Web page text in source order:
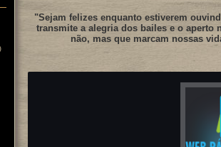
"Sejam felizes enquanto estiverem
transmite a alegria dos bailes e o aperto
não, mas que marcam nossas